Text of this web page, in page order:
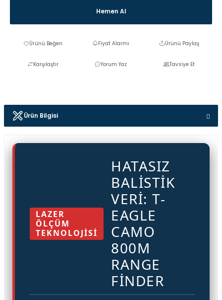
Hemen Al
Fiyat Alarmı Ürünü Paylaş
Karşılaştır Yorum Yaz Tavsiye Et
Ürün Bilgisi
LAZER
ÖLÇÜM
TEKNOLOJİSİ
HATASIZ
BALISTIK
VERI: T-
EAGLE
CAMO
800M
RANGE
FINDER